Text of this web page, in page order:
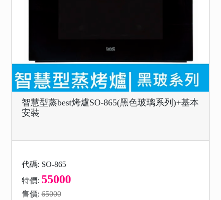
智慧型蒸best烤爐SO-865(黑色玻璃系列)+基本
安裝
代碼: SO-865
特價: 55000
售價: 65000